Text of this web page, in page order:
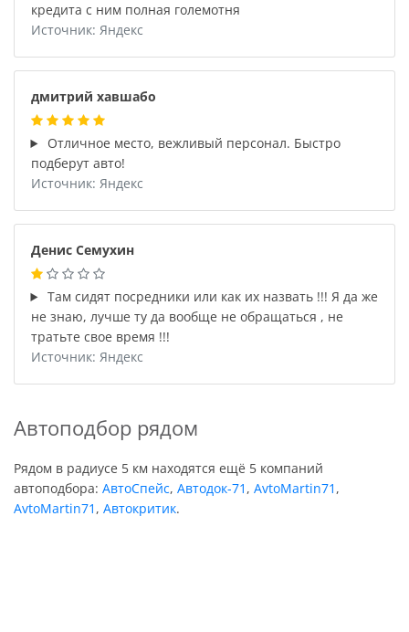
кредита с ним полная големотня
Источник: Яндекс
дмитрий хавшабо
Отличное место, вежливый персонал. Быстро
подберут авто!
Источник: Яндекс
Денис Семухин
Там сидят посредники или как их назвать !!! Я да же
не знаю, лучше ту да вообще не обращаться , не
тратьте свое время !!!
Источник: Яндекс
Автоподбор рядом
Рядом в радиусе 5 км находятся ещё 5 компаний
автоподбора: АвтоСпейс, Автодок-71 , AvtoMartin71 ,
AvtoMartin71 , Автокритик.